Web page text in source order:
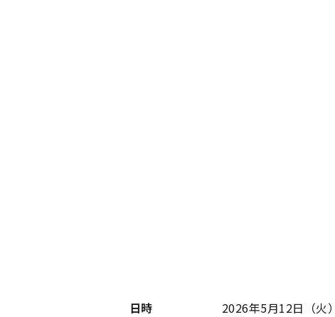
日時 2026年5月12日 （火）